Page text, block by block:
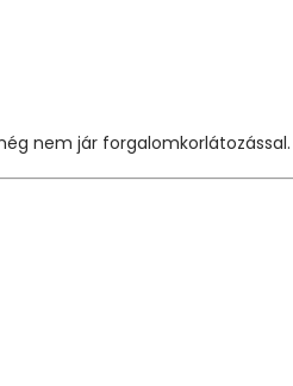
nem jár forgalomkorlátozással.